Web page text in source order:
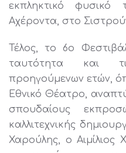
εκπληκτικό
Αχέροντα, στο
Τέλος, το 6ο
ταυτότητα και
προηγούμενων ετών,
Εθνικό Θέατρο,
σπουδαίους
καλλιτεχνικής
Χαρούλης, ο Αιμίλιος